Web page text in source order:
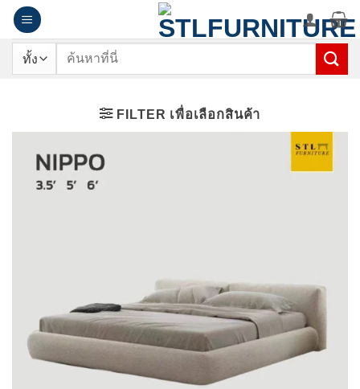
ข้าม
เนื้อหา
ค้นหา:
FILTER เพื่อเลือกสินค้า